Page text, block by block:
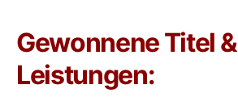
Gewonnene Titel &
Leistungen: